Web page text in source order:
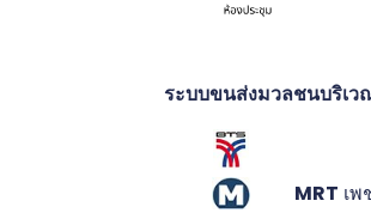
ระบบขนส่งมวลชนบริเว
MRT เพ